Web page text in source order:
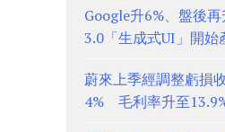
Google升6%、盤後
3.0「生成式UI」開始
蔚來上季經調整虧損
4% 毛利率升至